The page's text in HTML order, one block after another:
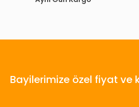
Bayilerimize özel fiyat